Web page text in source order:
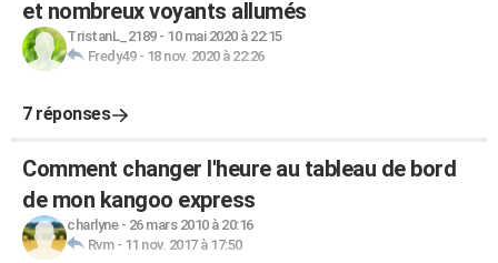
et nombreux voyants allumés
TristanL_2189- 10 mai 2020 à 22:15
Fredy49- 18 nov. 2020 à 22:26
7 réponses
Comment changer l'heure au tableau de bord
de mon kangoo express
charlyne- 26 mars 2010 à 20:16
Rvm- 11 nov. 2017 à 17:50